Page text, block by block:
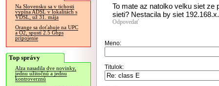
Na Slovensku sa v tichosti
vypína ADSL v lokalitách s
VDSL, už 31. mája
Orange sa doťahuje na UPC
a O2, spustí 2.5 Gbps
pripojenie
Top správy
Alza nasadila dve novinky,
jednu užitočnú a jednu
kontroverznú
To mate az natolko velku siet ze
sieti? Nestacila by siet
Odpovedať
Meno:
Titulok: